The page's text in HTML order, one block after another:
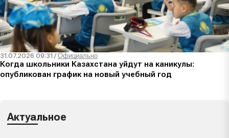
31.07.2026 09:31 /Официально
Когда школьники Казахстана уйдут на каникулы:
опубликован график на новый учебный год
Актуальное